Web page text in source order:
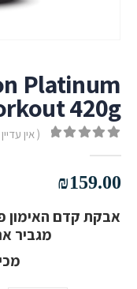
Platinum
420g
( אין
₪159.00
אבקת קדם האימון
מגביר
מכיל 20